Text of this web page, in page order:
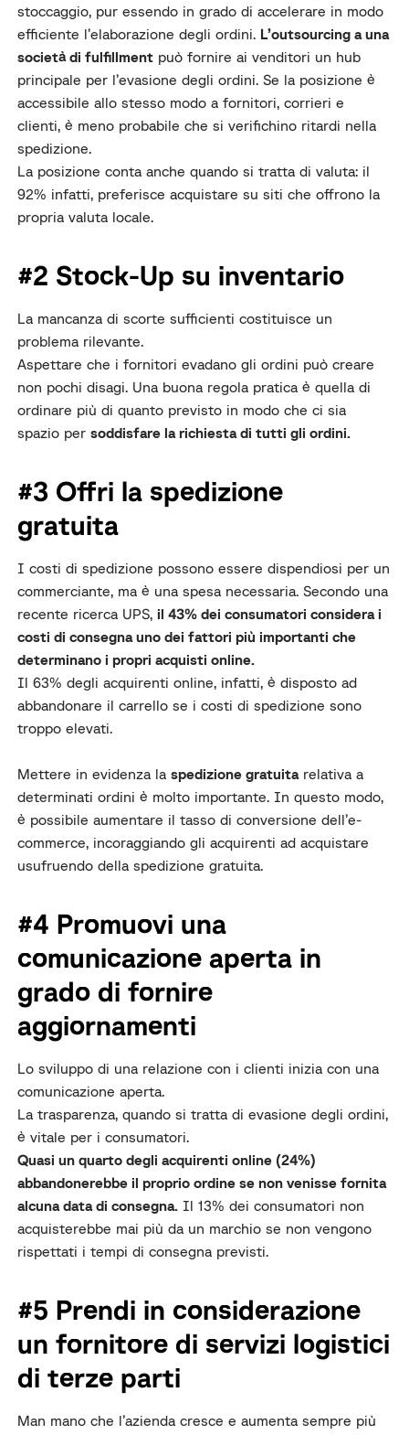
stoccaggio, pur essendo in grado di accelerare in modo
efficiente l’elaborazione degli ordini. L’outsourcing a una
società di fulfillment può fornire ai venditori un hub
principale per l’evasione degli ordini. Se la posizione è
accessibile allo stesso modo a fornitori, corrieri e
clienti, è meno probabile che si verifichino ritardi nella
spedizione.
La posizione conta anche quando si tratta di valuta: il
92% infatti, preferisce acquistare su siti che offrono la
propria valuta locale.
#2 Stock-Up su inventario
La mancanza di scorte sufficienti costituisce un
problema rilevante.
Aspettare che i fornitori evadano gli ordini può creare
non pochi disagi. Una buona regola pratica è quella di
ordinare più di quanto previsto in modo che ci sia
spazio persoddisfare la richiesta di tutti gli ordini.
#3 Offri la spedizione
gratuita
I costi di spedizione possono essere dispendiosi per un
commerciante, ma è una spesa necessaria. Secondo una
recente ricerca UPS,il 43% dei consumatori considera i
costi di consegna uno dei fattori più importanti che
determinano i propri acquisti online.
Il 63% degli acquirenti online, infatti, è disposto ad
abbandonare il carrello se i costi di spedizione sono
troppo elevati.
Mettere in evidenza laspedizione gratuitarelativa a
determinati ordini è molto importante. In questo modo,
è possibile aumentare il tasso di conversione dell’e-
commerce, incoraggiando gli acquirenti ad acquistare
usufruendo della spedizione gratuita.
#4 Promuovi una
comunicazione aperta in
grado di fornire
aggiornamenti
Lo sviluppo di una relazione con i clienti inizia con una
comunicazione aperta.
La trasparenza, quando si tratta di evasione degli ordini,
è vitale per i consumatori.
Quasi un quarto degli acquirenti online (24%)
abbandonerebbe il proprio ordine se non venisse fornita
alcuna data di consegna. Il 13% dei consumatori non
acquisterebbe mai più da un marchio se non vengono
rispettati i tempi di consegna previsti.
#5 Prendi in considerazione
un fornitore di servizi logistici
di terze parti
Man mano che l’azienda cresce e aumenta sempre più